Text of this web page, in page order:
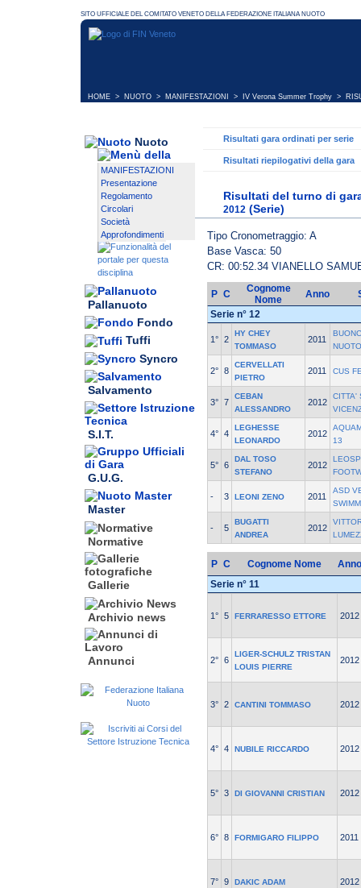
HOME > NUOTO > MANIFESTAZIONI > IV Verona Summer Trophy >
Nuoto
MANIFESTAZIONI
Presentazione
Regolamento
Circolari
Società
Approfondimenti
Pallanuoto
Fondo
Tuffi
Syncro
Salvamento
S.I.T.
G.U.G.
Master
Normative
Gallerie
Archivio news
Annunci
Risultati gara ordinati per serie
Risultati riepilogativi della gara
Risultati del turno di
2012 (Serie)
Tipo Cronometraggio: A
Base Vasca: 50
CR: 00:52.34 VIANELLO
P C
Cognome
Nome
Anno
Serie n° 12
1° 2
HY CHEY
TOMMASO
2011
NUOTO
2° 8
CERVELLATI
PIETRO
2011 CUS
3° 7
CEBAN
ALESSANDRO
2012
CITTA'
4° 4
LEGHESSE
LEONARDO
2012
13
5° 6
DAL TOSO
STEFANO
2012
- 3 LEONI ZENO 2011
ASD
- 5
BUGATTI
ANDREA
2012
P C Cognome Nome
Anno
Serie n° 11
1° 5 FERRARESSO ETTORE 2012
2° 6
LIGER-SCHULZ TRISTAN
LOUIS PIERRE
2012
3° 2 CANTINI TOMMASO 2012
4° 4 NUBILE RICCARDO 2012
5° 3 DI GIOVANNI CRISTIAN 2012
6° 8 FORMIGARO FILIPPO 2011
7° 9 DAKIC ADAM 2012